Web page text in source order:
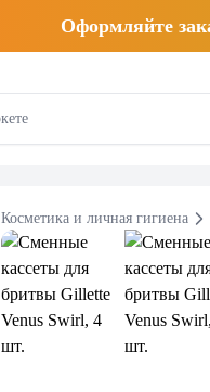
Оформляйте
Косметика и личная гигиена